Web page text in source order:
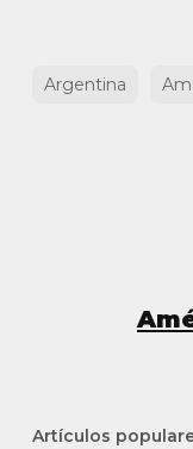
Argentina
Artículos